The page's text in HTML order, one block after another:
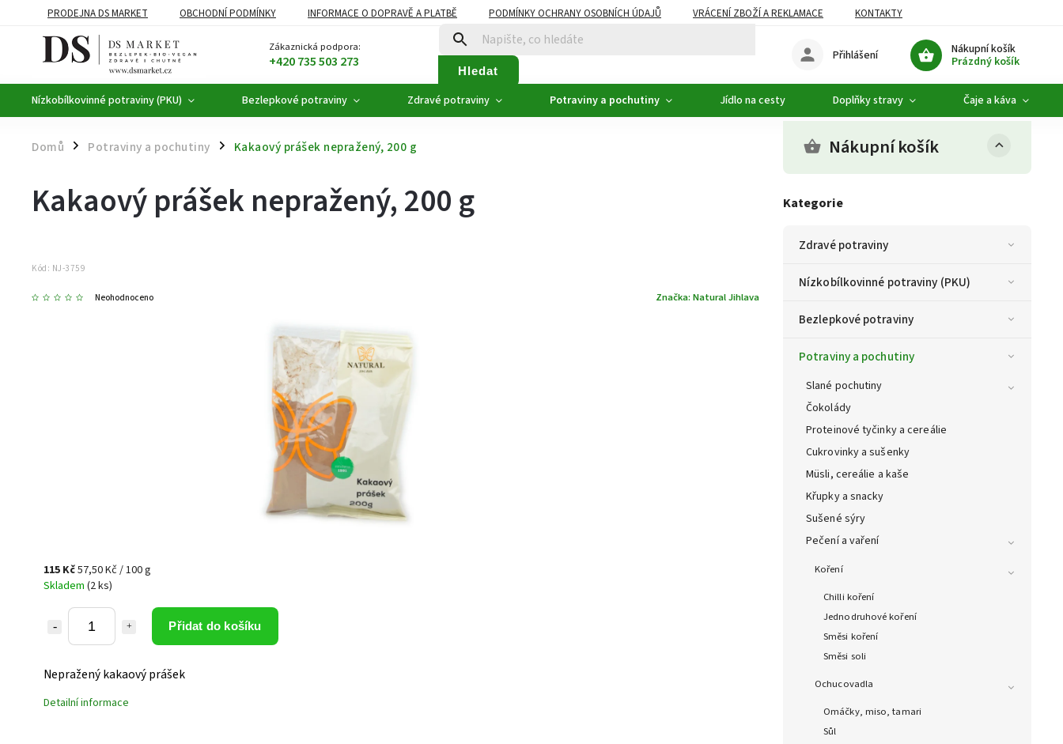
PRODEJNA DS MARKET OBCHODNÍ PODMÍNKY INFORMACE O DOPRAVĚ A PLATBĚ PODMÍNKY OCHRANY OSOBNÍCH ÚDAJŮ VRÁCENÍ ZBOŽÍ A REKLAMACE
KONTAKTY
BEZLEPKOVÉ POTRAVINY
ZDRAVÉ POTRAVINY NOVINKY AKCE, SLEVY
Zákaznická podpora:
+420 735 503 273 Hledat
Nákupní košík
Prázdný košík
Přihlášení
Nízkobílkovinné potraviny (PKU) Bezlepkové potraviny Zdravé potraviny Potraviny a pochutiny Jídlo na cesty Doplňky stravy Čaje a káva
Domů / Potraviny a pochutiny / Kakaový prášek nepražený, 200 g Nákupní košík
Kategorie
Zdravé potraviny
Nízkobílkovinné potraviny (PKU)
Bezlepkové potraviny
Potraviny a pochutiny
Slané pochutiny
Čokolády
Proteinové tyčinky a cereálie
Cukrovinky a sušenky
Müsli, cereálie a kaše
Křupky a snacky
Sušené sýry
Pečení a vaření
Koření
Chilli koření
Jednodruhové koření
Směsi koření
Směsi soli
Ochucovadla
Omáčky, miso, tamari
Sůl
Kakaový prášek nepražený, 200 g
Kód: NJ-3759
Neohodnoceno Značka: Natural Jihlava
115 Kč57,50 Kč / 100 g
Skladem (2 ks)
Přidat do košíku
Nepražený kakaový prášek
Detailní informace